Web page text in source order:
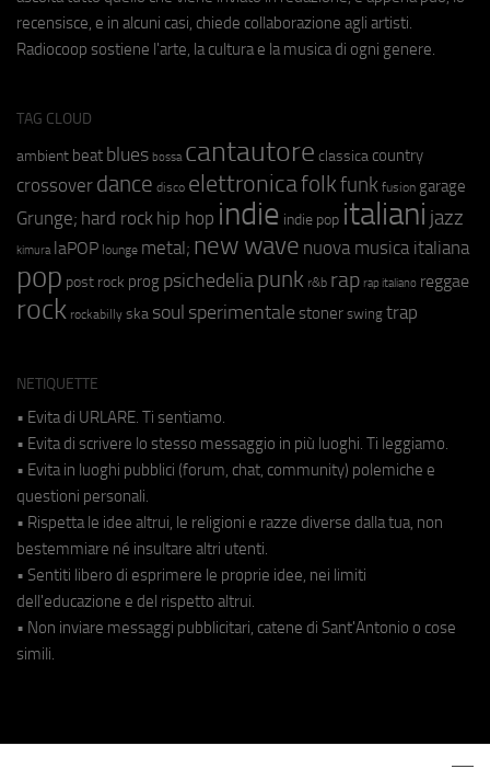
recensisce, e in alcuni casi, chiede collaborazione agli artisti.
Radiocoop sostiene l'arte, la cultura e la musica di ogni genere.
TAG CLOUD
ambient beat blues bossa cantautore classica country
crossover dance disco elettronicafolkfunk fusion garage
Grunge; hard rock hip hop indie indie pop italiani jazz
kimura laPOP lounge metal; new wave nuova musica italiana
pop post rock prog psichedeliapunk r&b rap rap italiano reggae
rock rockabilly ska soul sperimentale stoner swing trap
NETIQUETTE
• Evita di URLARE. Ti sentiamo.
• Evita di scrivere lo stesso messaggio in più luoghi. Ti leggiamo.
• Evita in luoghi pubblici (forum, chat, community) polemiche e
questioni personali.
• Rispetta le idee altrui, le religioni e razze diverse dalla tua, non
bestemmiare né insultare altri utenti.
• Sentiti libero di esprimere le proprie idee, nei limiti
dell'educazione e del rispetto altrui.
• Non inviare messaggi pubblicitari, catene di Sant'Antonio o cose
simili.